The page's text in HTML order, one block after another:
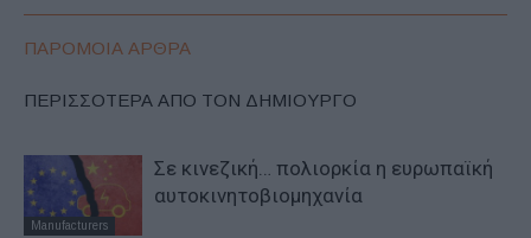
ΠΑΡΟΜΟΙΑ ΑΡΘΡΑ
ΠΕΡΙΣΣΟΤΕΡΑ ΑΠΟ ΤΟΝ ΔΗΜΙΟΥΡΓΟ
Manufacturers
Σε κινεζική… πολιορκία η ευρωπαϊκή
αυτοκινητοβιομηχανία